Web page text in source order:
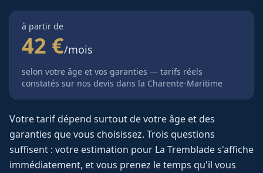
à partir de
42 €/mois
selon votre âge et vos garanties — tarifs réels
constatés sur nos devis dans la Charente-Maritime
Votre tarif dépend surtout de votre âge et des
garanties que vous choisissez. Trois questions
suffisent : votre estimation pour La Tremblades'affiche
immédiatement, et vous prenez le temps qu'il vous